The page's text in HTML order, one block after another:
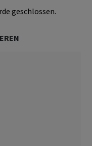
geschlossen.